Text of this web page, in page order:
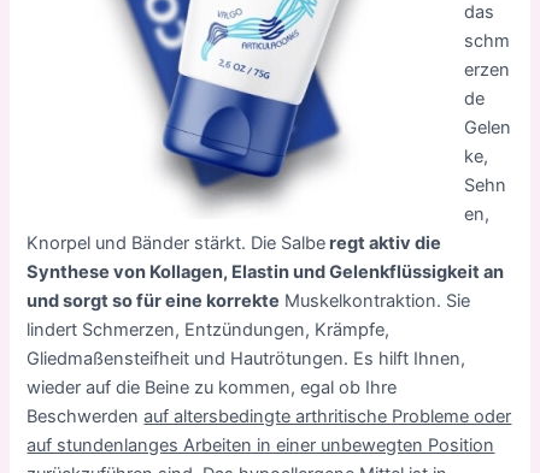
das
schm
erzen
de
Gelen
ke,
Sehn
en,
Knorpel und Bänder stärkt. Die Salbe regt aktiv die
Synthese von Kollagen, Elastin und Gelenkflüssigkeit an
und sorgt so für eine korrekte Muskelkontraktion. Sie
lindert Schmerzen, Entzündungen, Krämpfe,
Gliedmaßensteifheit und Hautrötungen. Es hilft Ihnen,
wieder auf die Beine zu kommen, egal ob Ihre
Beschwerdenauf altersbedingte arthritische Probleme oder
auf stundenlanges Arbeiten in einer unbewegten Position